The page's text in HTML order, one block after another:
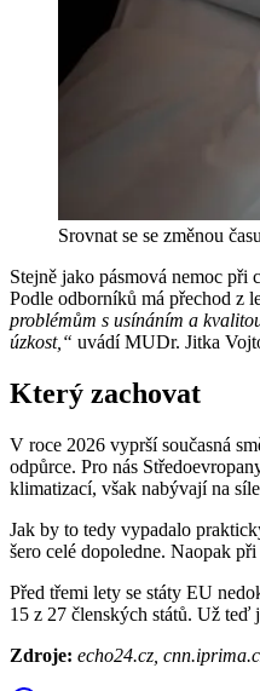
Srovnat se se změnou
Stejně jako pásmová nemoc při
Podle odborníků má přechod z
problémům s usínáním a
úzkost,“ uvádí MUDr. Jitka
Který zachovat
V roce 2026 vyprší současná
odpůrce. Pro nás
klimatizací, však nabývají na
Jak by to tedy vypadalo
šero celé dopoledne. Naopak při
Před třemi lety se státy EU
15 z 27 členských států. Už teď
Zdroje: echo24.cz,